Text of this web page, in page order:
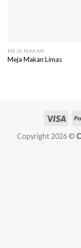
MEJA MAKAN
Meja Makan Limas
Copyright 2026 ©